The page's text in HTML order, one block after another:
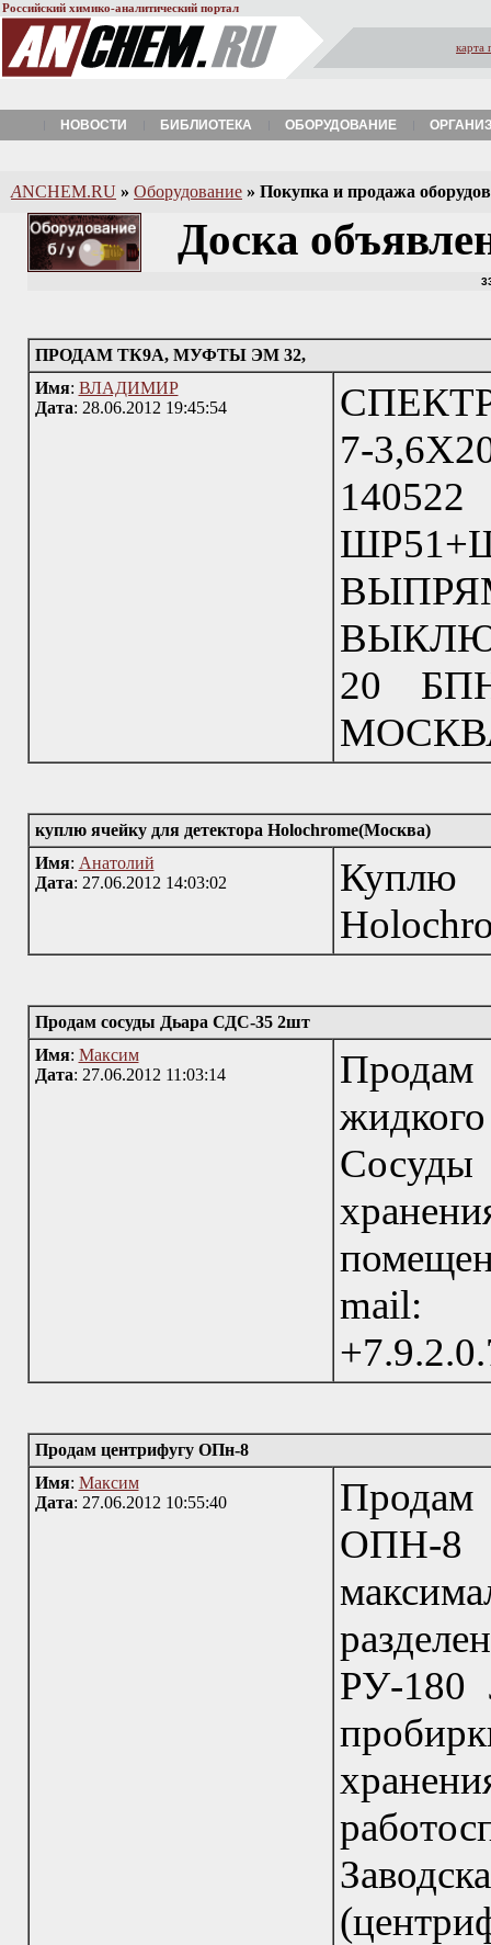
Российский химико-аналитический портал
карта
НОВОСТИ БИБЛИОТЕКА ОБОРУДОВАНИЕ
ANCHEM.RU » Оборудование » Покупка и продажа
Доска
ПРОДАМ ТК9А, МУФТЫ ЭМ 32,
Имя: ВЛАДИМИР
Дата: 28.06.2012 19:45:54
7-
20
куплю ячейку для детектора Holochrome(Москва)
Имя: Анатолий
Дата: 27.06.2012 14:03:02
Продам сосуды Дьара СДС-35 2шт
Имя: Максим
Дата: 27.06.2012 11:03:14
Продам
mail:
Продам центрифугу ОПн-8
Имя: Максим
Дата: 27.06.2012 10:55:40
ОПН-
РУ-180